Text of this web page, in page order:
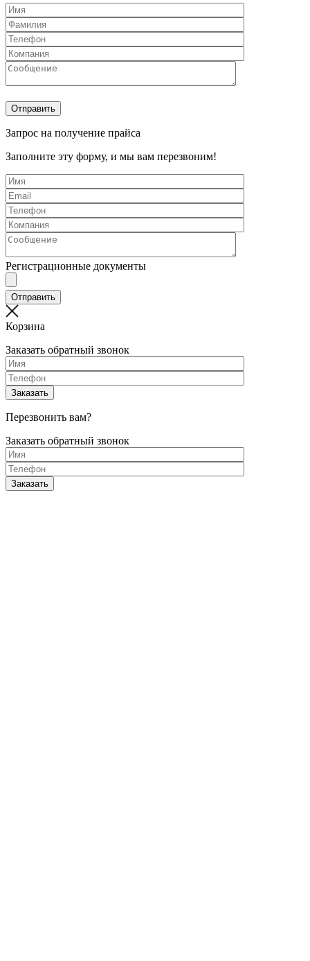
Запрос на получение прайса
Заполните эту форму, и мы вам перезвоним!
Регистрационные документы
Корзина
Заказать обратный звонок
Перезвонить вам?
Заказать обратный звонок